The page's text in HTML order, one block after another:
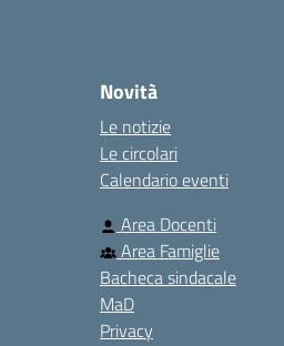
Novità
Le notizie
Le circolari
Calendario eventi
Area Docenti
Area Famiglie
Bacheca sindacale
MaD
Privacy